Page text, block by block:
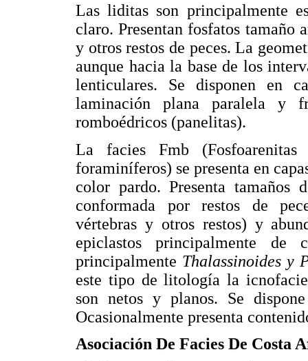
Las liditas son principalmente
claro. Presentan fosfatos tamaño
y otros restos de peces. La
aunque hacia la base de los
lenticulares. Se disponen en
laminación plana paralela y
romboédricos (panelitas).
La facies Fmb (Fosfoarenitas
foraminíferos) se presenta en
color pardo. Presenta tamaños
conformada por restos de
vértebras y otros restos) y
epiclastos principalmente de
principalmente Thalassinoides y
este tipo de litología la
son netos y planos. Se
Ocasionalmente presenta
Asociación De Facies De Costa